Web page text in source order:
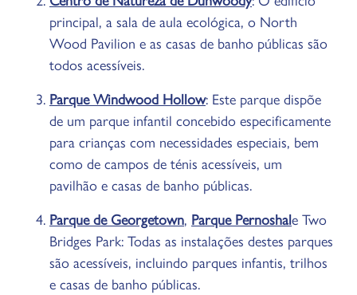
principal, a sala de aula ecológica, o North
Wood Pavilion e as casas de banho públicas são
todos acessíveis.
Parque Windwood Hollow: Este parque dispõe
de um parque infantil concebido especificamente
para crianças com necessidades especiais, bem
como de campos de ténis acessíveis, um
pavilhão e casas de banho públicas.
Parque de Georgetown, Parque Pernoshale Two
Bridges Park: Todas as instalações destes parques
são acessíveis, incluindo parques infantis, trilhos
e casas de banho públicas.